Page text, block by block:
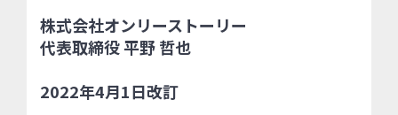
株式会社オンリーストーリー
代表取締役 平野 哲也
2022年4月1日改訂